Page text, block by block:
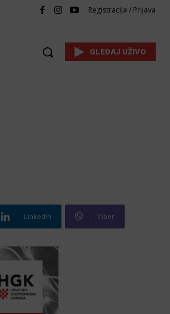
Registracija / Prijava
GLEDAJ UŽIVO
Linkedin Viber